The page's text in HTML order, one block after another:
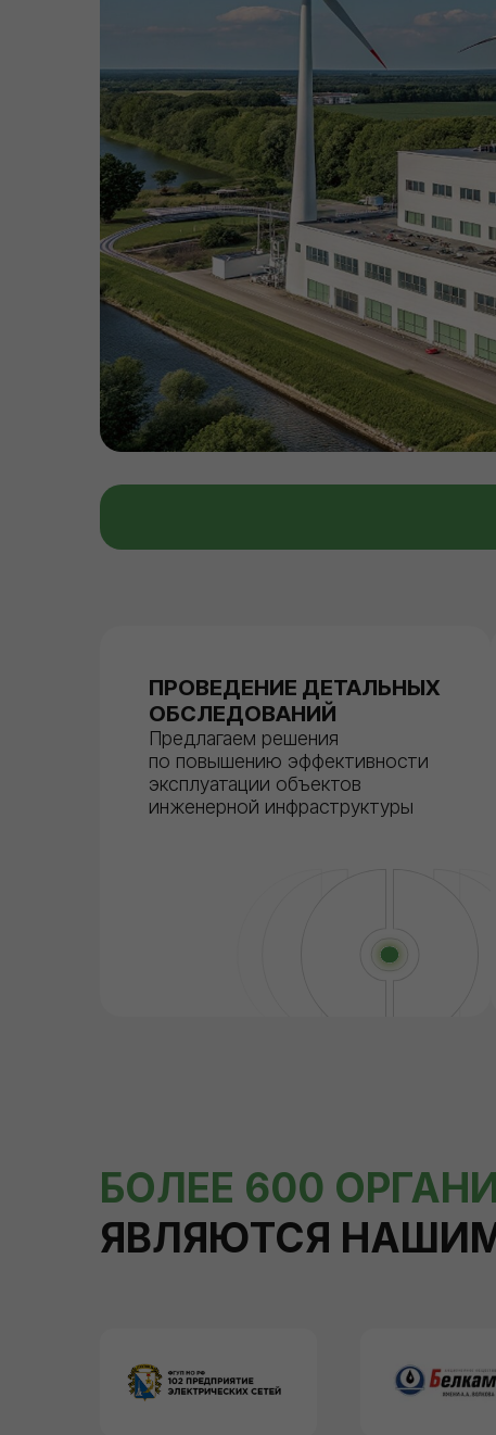
ПРОВЕДЕНИЕ ДЕТАЛЬНЫХ
ОБСЛЕДОВАНИЙ
Предлагаем решения
по повышению эффективности
эксплуатации объектов
инженерной инфраструктуры
БОЛЕЕ 600
ЯВЛЯЮТСЯ